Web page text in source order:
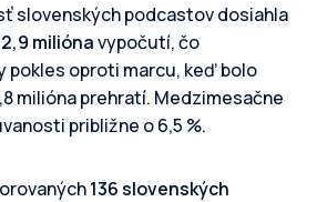
slovenských podcastov dosiahla
miliónavypočutí, čo
pokles oproti marcu, keď bolo
milióna prehratí. Medzimesačne
približne o 6,5 %.
136 slovenských